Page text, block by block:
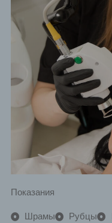
Показания
Шрамы Рубцы